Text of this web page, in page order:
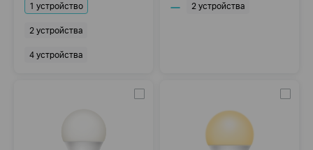
1 устройство
2 устройства
4 устройства
2 устройства